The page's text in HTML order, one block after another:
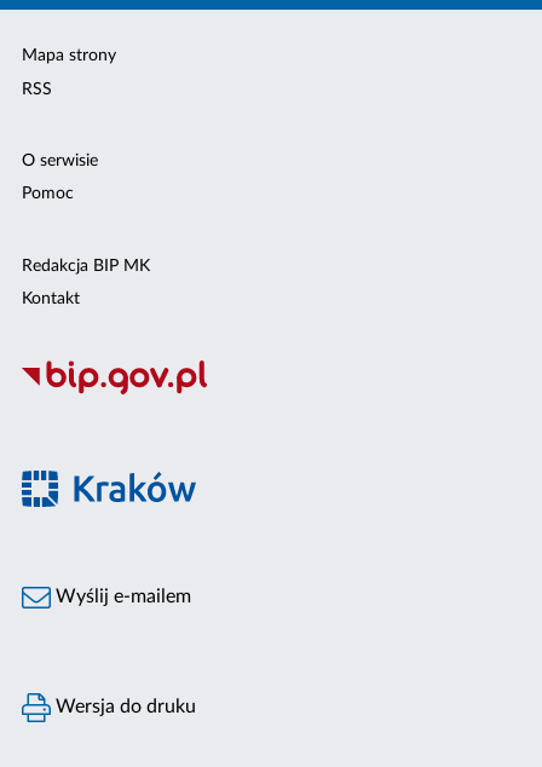
Mapa strony
RSS
O serwisie
Pomoc
Redakcja BIP MK
Kontakt
Wyślij e-mailem
Wersja do druku